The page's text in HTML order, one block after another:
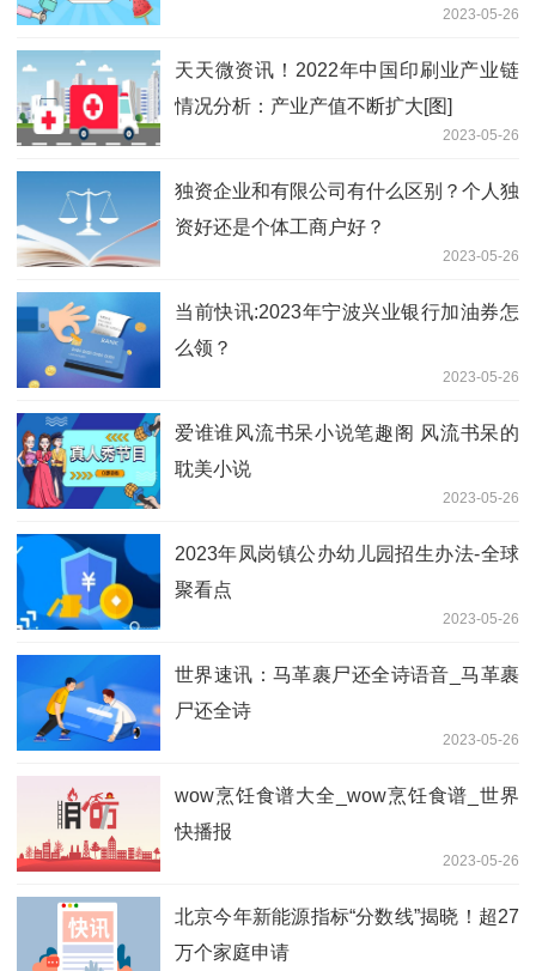
2023-05-26
天天微资讯！2022年中国印刷业产业链
情况分析：产业产值不断扩大[图]
2023-05-26
独资企业和有限公司有什么区别？个人独
资好还是个体工商户好？
2023-05-26
当前快讯:2023年宁波兴业银行加油券怎
么领？
2023-05-26
爱谁谁风流书呆小说笔趣阁 风流书呆的
耽美小说
2023-05-26
2023年凤岗镇公办幼儿园招生办法-全球
聚看点
2023-05-26
世界速讯：马革裹尸还全诗语音_马革裹
尸还全诗
2023-05-26
wow烹饪食谱大全_wow烹饪食谱_世界
快播报
2023-05-26
北京今年新能源指标“分数线”揭晓！超27
万个家庭申请